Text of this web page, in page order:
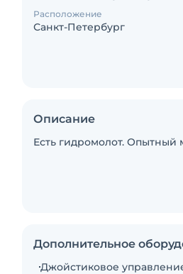
Расположение
Санкт-Петербург
Описание
Есть гидромолот. Опытный
Дополнительное
Джойстиковое